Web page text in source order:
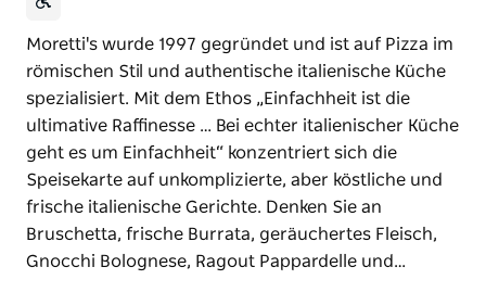
Moretti's wurde 1997 gegründet und ist auf Pizza im
römischen Stil und authentische italienische Küche
spezialisiert. Mit dem Ethos „Einfachheit ist die
ultimative Raffinesse … Bei echter italienischer Küche
geht es um Einfachheit“ konzentriert sich die
Speisekarte auf unkomplizierte, aber köstliche und
frische italienische Gerichte. Denken Sie an
Bruschetta, frische Burrata, geräuchertes Fleisch,
Gnocchi Bolognese, Ragout Pappardelle und…